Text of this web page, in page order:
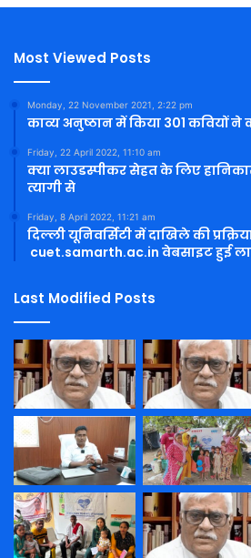
Most Viewed Posts
Monday, 22 November 2021, 2:22 pm
काव्य अनुष्ठान में किया 301 कवियों ने
Friday, 22 April 2022, 11:10 am
क्या लाउडस्पीकर सेहत के लिए
त्यागी से
Friday, 8 April 2022, 11:21 am
दिल्ली यूनिवर्सिटी में दाखिले की
cuet.samarth.ac.in वेबसाइट हुई
Last Modified Posts